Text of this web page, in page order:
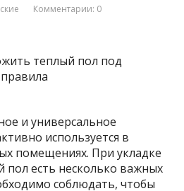
Комментарии: 0
и универсальное
используется в
помещениях. При укладке
пол есть несколько важных
соблюдать, чтобы